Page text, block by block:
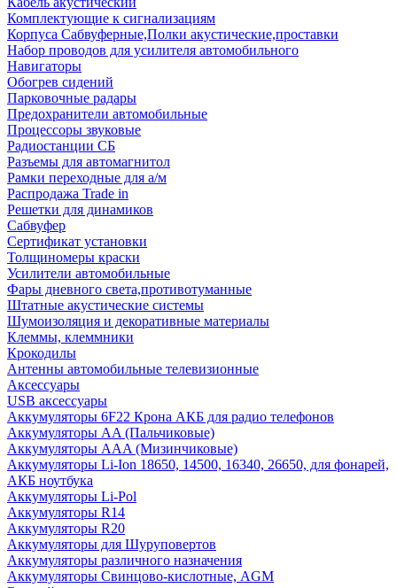
Комплектующие к сигнализациям
Корпуса Сабвуферные,Полки акустические,проставки
Набор проводов для усилителя автомобильного
Навигаторы
Обогрев сидений
Парковочные радары
Предохранители автомобильные
Процессоры звуковые
Радиостанции СБ
Разъемы для автомагнитол
Рамки переходные для а/м
Распродажа Trade in
Решетки для динамиков
Сабвуфер
Сертификат установки
Толщиномеры краски
Усилители автомобильные
Фары дневного света,противотуманные
Штатные акустические системы
Шумоизоляция и декоративные материалы
Клеммы, клеммники
Крокодилы
Антенны автомобильные телевизионные
Аксессуары
USB аксессуары
Аккумуляторы 6F22 Крона АКБ для радио телефонов
Аккумуляторы AA (Пальчиковые)
Аккумуляторы AAA (Мизинчиковые)
Аккумуляторы Li-Ion 18650, 14500, 16340, 26650, для фонарей,
АКБ ноутбука
Аккумуляторы Li-Pol
Аккумуляторы R14
Аккумуляторы R20
Аккумуляторы для Шуруповертов
Аккумуляторы различного назначения
Аккумуляторы Свинцово-кислотные, AGM